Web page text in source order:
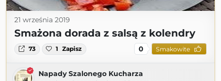
21 września 2019
Smażona dorada z salsą z kolendry
73 1 Zapisz 0 Smakowite
Napady Szalonego Kucharza